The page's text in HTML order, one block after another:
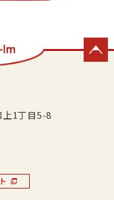
上1丁目5-8